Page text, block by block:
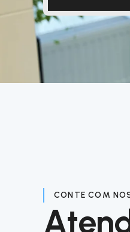
CONTE COM